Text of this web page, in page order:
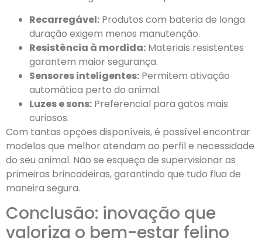
Recarregável: Produtos com bateria de longa
duração exigem menos manutenção.
Resistência à mordida: Materiais resistentes
garantem maior segurança.
Sensores inteligentes: Permitem ativação
automática perto do animal.
Luzes e sons: Preferencial para gatos mais
curiosos.
Com tantas opções disponíveis, é possível encontrar
modelos que melhor atendam ao perfil e necessidade
do seu animal. Não se esqueça de supervisionar as
primeiras brincadeiras, garantindo que tudo flua de
maneira segura.
Conclusão: inovação que
valoriza o bem-estar felino